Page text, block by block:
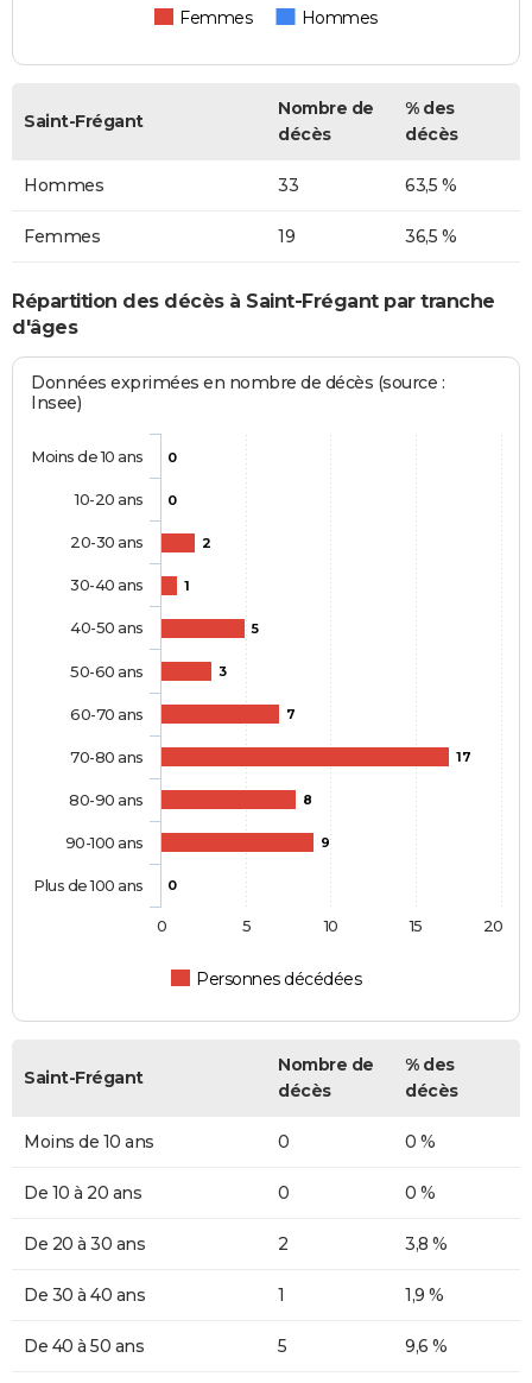
Femmes Hommes
Saint-Frégant
Nombre de
décès
% des
décès
Hommes 33 63,5 %
Femmes 19 36,5 %
Répartition des décès à Saint-Frégant par tranche
d'âges
Données exprimées en nombre de décès (source :
Insee)
0
0
2
1
5
3
7
17
8
9
0
Personnes décédées
Moins de 10 ans
10-20 ans
20-30 ans
30-40 ans
40-50 ans
50-60 ans
60-70 ans
70-80 ans
80-90 ans
90-100 ans
Plus de 100 ans
0 5 10 15 20
Saint-Frégant
Nombre de
décès
% des
décès
Moins de 10 ans 0 0 %
De 10 à 20 ans 0 0 %
De 20 à 30 ans 2 3,8 %
De 30 à 40 ans 1 1,9 %
De 40 à 50 ans 5 9,6 %